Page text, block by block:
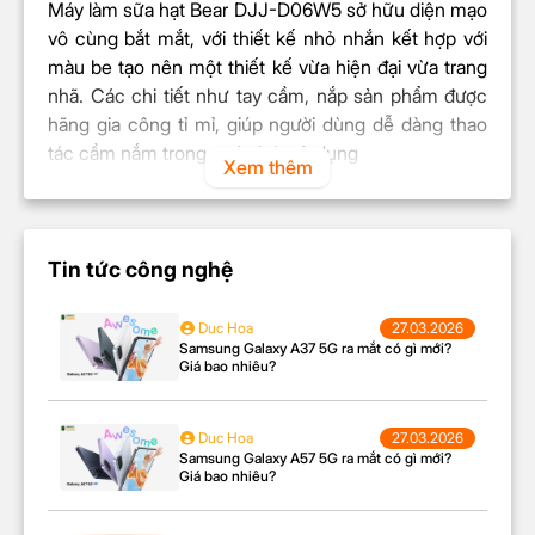
Máy làm sữa hạt Bear DJJ-D06W5 sở hữu diện mạo
vô cùng bắt mắt, với thiết kế nhỏ nhắn kết hợp với
màu be tạo nên một thiết kế vừa hiện đại vừa trang
nhã. Các chi tiết như tay cầm, nắp sản phẩm được
hãng gia công tỉ mỉ, giúp người dùng dễ dàng thao
tác cầm nắm trong quá trình sử dụng
Trong nắp sản phẩm được hãng trang bị thêm miếng
từ thép không gỉ đảm bảo sự bền bỉ và an toàn sức
khỏe người dụng. Hãng còn trang bị thêm động cơ
giảm tiếng ồn giúp máy hoạt động êm ái nhất mang
đến sự trải nghiệm hài lòng nhất đến người dùng.
Xem thêm
Tin tức công nghệ
Duc Hoa
27.03.2026
Samsung Galaxy A37 5G ra mắt có gì mới?
Giá bao nhiêu?
Duc Hoa
27.03.2026
Samsung Galaxy A57 5G ra mắt có gì mới?
Giá bao nhiêu?